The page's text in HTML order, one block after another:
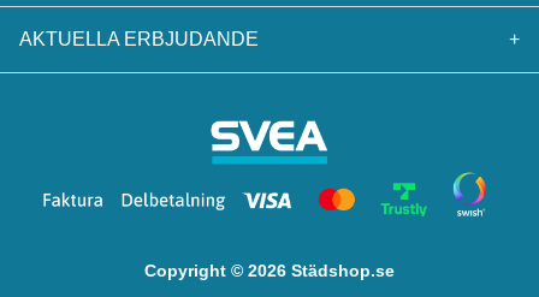
AKTUELLA ERBJUDANDE +
Copyright © 2026 Städshop.se